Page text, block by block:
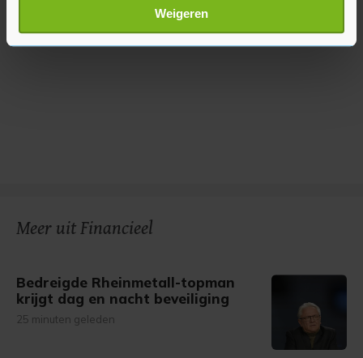
Lees meer over hoe uw persoonlijke gegevens worden
verwerkt en stel uw voorkeuren in het
U kunt uw toestemming op elk moment wijzigen of
Weigeren
Meer uit Financieel
Bedreigde Rheinmetall-topman
krijgt dag en nacht beveiliging
25 minuten geleden